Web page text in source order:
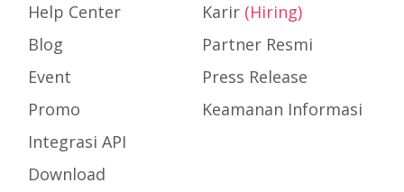
Help Center
Blog
Event
Promo
Integrasi API
Download
Karir (Hiring)
Partner Resmi
Press Release
Keamanan Informasi